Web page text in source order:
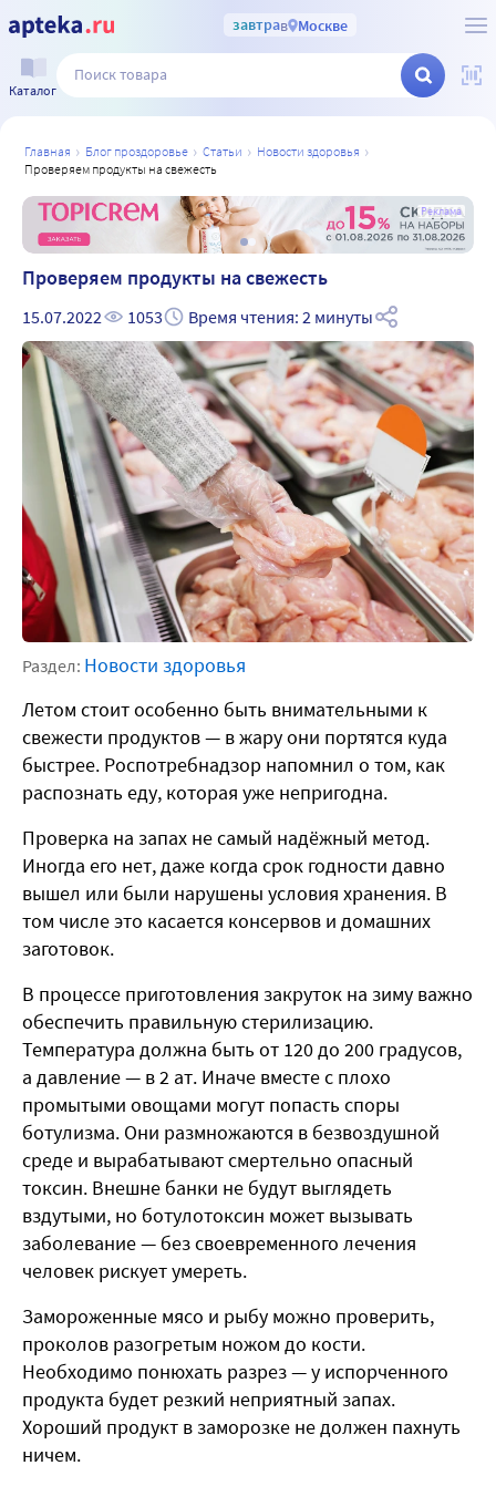
завтрав Москве
Каталог
главная блог проздоровье статьи
новости здоровья
проверяем продукты на свежесть
Реклама
Проверяем продукты на свежесть
15.07.2022 1053 Время чтения: 2 минуты
Раздел: Новости здоровья
Летом стоит особенно быть внимательными к
свежести продуктов — в жару они портятся куда
быстрее. Роспотребнадзор напомнил о том, как
распознать еду, которая уже непригодна.
Проверка на запах не самый надёжный метод.
Иногда его нет, даже когда срок годности давно
вышел или были нарушены условия хранения. В
том числе это касается консервов и домашних
заготовок.
В процессе приготовления закруток на зиму важно
обеспечить правильную стерилизацию.
Температура должна быть от 120 до 200 градусов,
а давление — в 2 ат. Иначе вместе с плохо
промытыми овощами могут попасть споры
ботулизма. Они размножаются в безвоздушной
среде и вырабатывают смертельно опасный
токсин. Внешне банки не будут выглядеть
вздутыми, но ботулотоксин может вызывать
заболевание — без своевременного лечения
человек рискует умереть.
Замороженные мясо и рыбу можно проверить,
проколов разогретым ножом до кости.
Необходимо понюхать разрез — у испорченного
продукта будет резкий неприятный запах.
Хороший продукт в заморозке не должен пахнуть
ничем.